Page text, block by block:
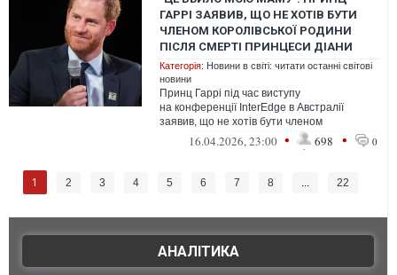
ГАРРІ ЗАЯВИВ, ЩО НЕ ХОТІВ БУТИ
ЧЛЕНОМ КОРОЛІВСЬКОЇ РОДИНИ
ПІСЛЯ СМЕРТІ ПРИНЦЕСИ ДІАНИ
Категорія: Новини в світі: читати останні світові
новини
Принц Гаррі під час виступу
на конференції InterEdge в Австралії
заявив, що не хотів бути членом
королівської родини після смерті принцеси
16.04.2026, 23:00 • 698 • 0
1 2 3 4 5 6 7 8 ... 22
АНАЛІТИКА